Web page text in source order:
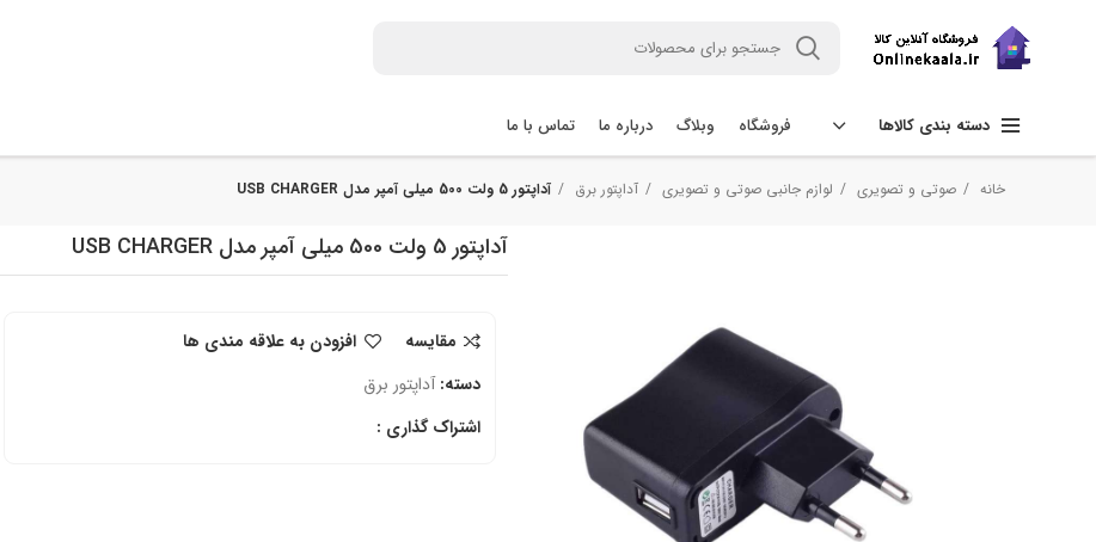
دسته بندی کالاها فروشگاه وبلاگ درباره ما تماس با ما
خانه صوتی و تصویری لوازم جانبی صوتی و تصویری آداپتور برق آداپتور 5 ولت 500 میلی آمپر مدل USB CHARGER
آداپتور 5 ولت 500 میلی آمپر مدل USB CHARGER
مقایسه
افزودن به علاقه مندی ها
دسته: آداپتور برق
اشتراک گذاری :